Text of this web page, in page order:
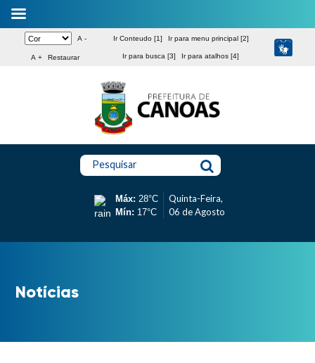
A -
A + Restaurar
Ir Conteudo [1] Ir para menu principal [2]
Ir para busca [3] Ir para atalhos [4]
Pesquisar
Máx: 28°C
Mín: 17°C
Quinta-Feira,
06 de Agosto
Notícias